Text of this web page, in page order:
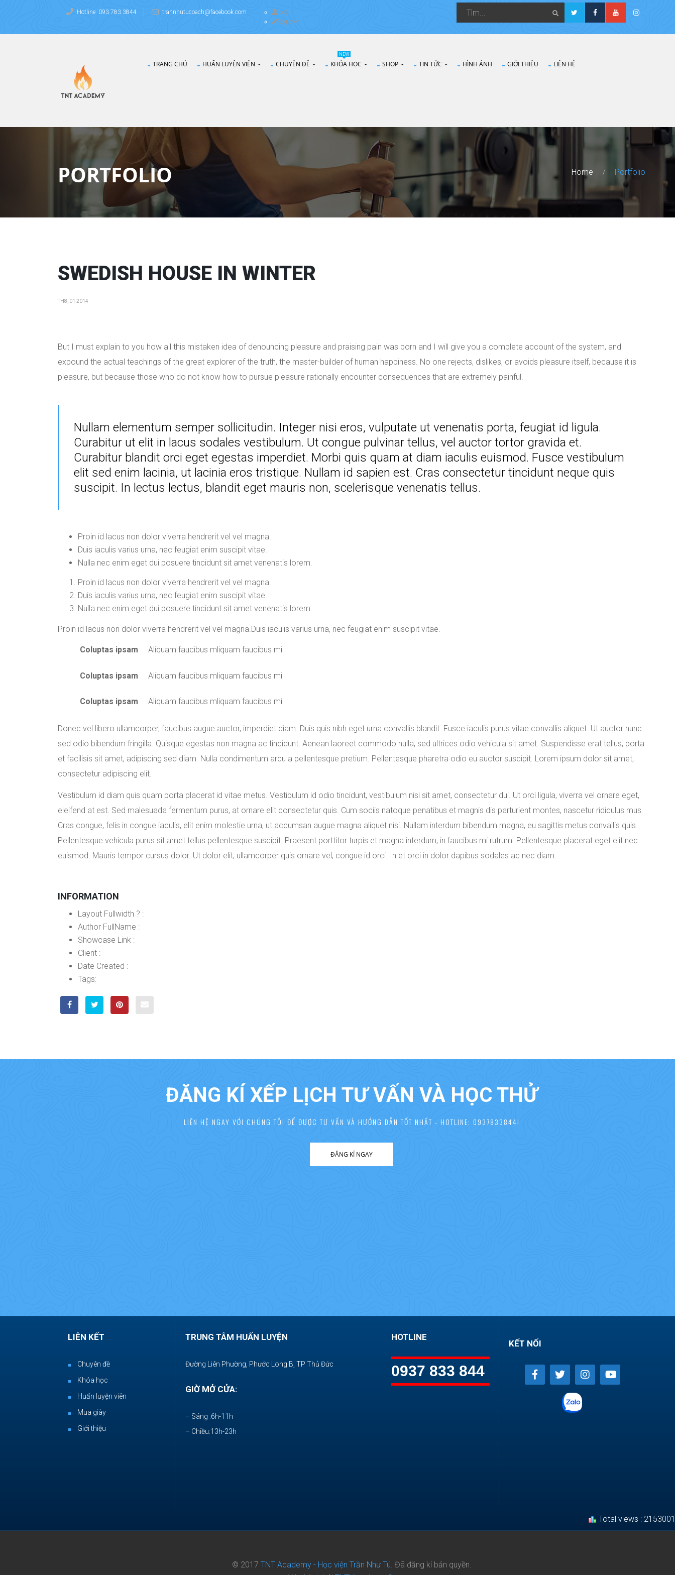
Hotline: 093 783 3844 trannhutucoach@facebook.com
Login
Register
TRANG CHỦ HUẤN LUYỆN VIÊN CHUYÊN ĐỀ KHÓA HỌC
NEW
SHOP TIN TỨC HÌNH ẢNH GIỚI THIỆU LIÊN HỆ
PORTFOLIO Home Portfolio
SWEDISH HOUSE IN WINTER
TH8, 01 2014
But I must explain to you how all this mistaken idea of denouncing pleasure and praising pain was born and I will give you a complete account of the system, and
expound the actual teachings of the great explorer of the truth, the master-builder of human happiness. No one rejects, dislikes, or avoids pleasure itself, because it is
pleasure, but because those who do not know how to pursue pleasure rationally encounter consequences that are extremely painful.
Nullam elementum semper sollicitudin. Integer nisi eros, vulputate ut venenatis porta, feugiat id ligula.
Curabitur ut elit in lacus sodales vestibulum. Ut congue pulvinar tellus, vel auctor tortor gravida et.
Curabitur blandit orci eget egestas imperdiet. Morbi quis quam at diam iaculis euismod. Fusce vestibulum
elit sed enim lacinia, ut lacinia eros tristique. Nullam id sapien est. Cras consectetur tincidunt neque quis
suscipit. In lectus lectus, blandit eget mauris non, scelerisque venenatis tellus.
Proin id lacus non dolor viverra hendrerit vel vel magna.
Duis iaculis varius urna, nec feugiat enim suscipit vitae.
Nulla nec enim eget dui posuere tincidunt sit amet venenatis lorem.
Proin id lacus non dolor viverra hendrerit vel vel magna.
Duis iaculis varius urna, nec feugiat enim suscipit vitae.
Nulla nec enim eget dui posuere tincidunt sit amet venenatis lorem.
Proin id lacus non dolor viverra hendrerit vel vel magna.Duis iaculis varius urna, nec feugiat enim suscipit vitae.
Coluptas ipsam Aliquam faucibus mliquam faucibus mi
Coluptas ipsam Aliquam faucibus mliquam faucibus mi
Coluptas ipsam Aliquam faucibus mliquam faucibus mi
Donec vel libero ullamcorper, faucibus augue auctor, imperdiet diam. Duis quis nibh eget urna convallis blandit. Fusce iaculis purus vitae convallis aliquet. Ut auctor nunc
sed odio bibendum fringilla. Quisque egestas non magna ac tincidunt. Aenean laoreet commodo nulla, sed ultrices odio vehicula sit amet. Suspendisse erat tellus, porta
et facilisis sit amet, adipiscing sed diam. Nulla condimentum arcu a pellentesque pretium. Pellentesque pharetra odio eu auctor suscipit. Lorem ipsum dolor sit amet,
consectetur adipiscing elit.
Vestibulum id diam quis quam porta placerat id vitae metus. Vestibulum id odio tincidunt, vestibulum nisi sit amet, consectetur dui. Ut orci ligula, viverra vel ornare eget,
eleifend at est. Sed malesuada fermentum purus, at ornare elit consectetur quis. Cum sociis natoque penatibus et magnis dis parturient montes, nascetur ridiculus mus.
Cras congue, felis in congue iaculis, elit enim molestie urna, ut accumsan augue magna aliquet nisi. Nullam interdum bibendum magna, eu sagittis metus convallis quis.
Pellentesque vehicula purus sit amet tellus pellentesque suscipit. Praesent porttitor turpis et magna interdum, in faucibus mi rutrum. Pellentesque placerat eget elit nec
euismod. Mauris tempor cursus dolor. Ut dolor elit, ullamcorper quis ornare vel, congue id orci. In et orci in dolor dapibus sodales ac nec diam.
INFORMATION
Layout Fullwidth ? :
Author FullName :
Showcase Link :
Client :
Date Created :
Tags:
ĐĂNG KÍ XẾP LỊCH TƯ VẤN VÀ HỌC THỬ
LIÊN HỆ NGAY VỚI CHÚNG TÔI ĐỂ ĐƯỢC TƯ VẤN VÀ HƯỚNG DẪN TỐT NHẤT - HOTLINE: 0937833844!
ĐĂNG KÍ NGAY
LIÊN KẾT
Chuyên đề
Khóa học
Huấn luyện viên
Mua giày
Giới thiệu
TRUNG TÂM HUẤN LUYỆN
Đường Liên Phường, Phước Long B, TP Thủ Đức
GIỜ MỞ CỬA:
– Sáng :6h-11h
– Chiều:13h-23h
HOTLINE
0937 833 844
KẾT NỐI
Total views : 2153001
© 2017 TNT Academy - Học viện Trần Như Tú. Đã đăng kí bản quyền.